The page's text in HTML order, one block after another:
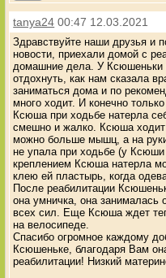
tanya24 00:47 12.03.2021
Здравствуйте наши друзья и
новости, приехали домой с
домашние дела. У Ксюшеньки
отдохнуть, как нам сказала
заниматься дома и по
много ходит. И конечно
Ксюша при ходьбе натерла
смешно и жалко. Ксюша ходит
можно больше мышц, а на
не упала при ходьбе (у Ксюши
креплением Ксюша натерла
клею ей пластырь, когда
После реабилитации
она умничка, она занималась
всех сил. Еще Ксюша ждет
на велосипеде.
Спасибо огромное каждому
Ксюшеньке, благодаря Вам
реабилитации! Низкий